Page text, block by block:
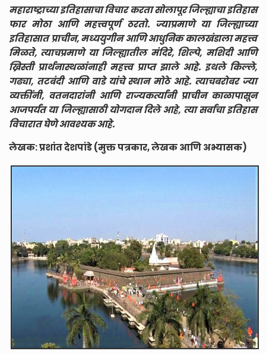
महाराष्ट्राच्या इतिहासाचा विचार करता सोलापूर जिल्ह्याचा इतिहास
फार मोठा आणि महत्त्वपूर्ण ठरतो. ज्याप्रमाणे या जिल्ह्याच्या
इतिहासात प्राचीन, मध्ययुगीन आणि आधुनिक कालखंडाला महत्त्व
मिळते, त्याचप्रमाणे या जिल्ह्यातील मंदिरे, शिल्पे, मशिदी आणि
ख्रिस्ती प्रार्थनास्थळांनाही महत्त्व प्राप्त झाले आहे. इथले किल्ले,
गढ्या, तटबंदी आणि वाडे यांचे स्थान मोठे आहे. त्याचबरोबर ज्या
व्यक्तींनी, वतनदारांनी आणि राज्यकर्त्यांनी प्राचीन काळापासून
आजपर्यंत या जिल्ह्यासाठी योगदान दिले आहे, त्या सर्वांचा इतिहास
विचारात घेणे आवश्यक आहे.
लेखक: प्रशांत देशपांडे (मुक्त पत्रकार, लेखक आणि अभ्यासक)